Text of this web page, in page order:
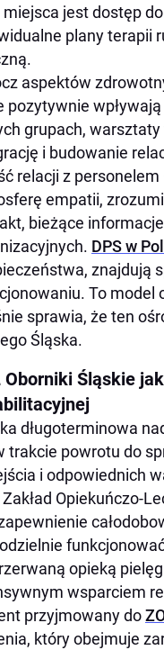
jest dostęp
plany terapii
aspektów
pozytywnie
grupach,
i budowanie
relacji z
empatii,
bieżące
DPS w
znajdują
To model
sprawia, że ten
Śląska.
Oborniki Śląskie
długoterminowa
trakcie powrotu do
i odpowiednich
Opiekuńczo-
opieką
wsparciem
przyjmowany do
który obejmuje